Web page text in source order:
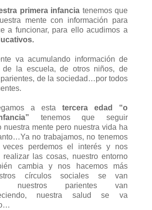
primera infancia tenemos que
mente con información para
a funcionar, para ello acudimos a
va acumulando información de
de la escuela, de otros niños, de
de la sociedad…por todos
a esta tercera edad “o
tenemos que seguir
nuestra mente pero nuestra vida ha
no trabajamos, no tenemos
veces perdemos el interés y nos
realizar las cosas, nuestro entorno
cambia y nos hacemos más
círculos sociales se van
nuestros parientes van
nuestra salud se va